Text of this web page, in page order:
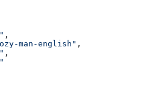
,
man-english" ,
,